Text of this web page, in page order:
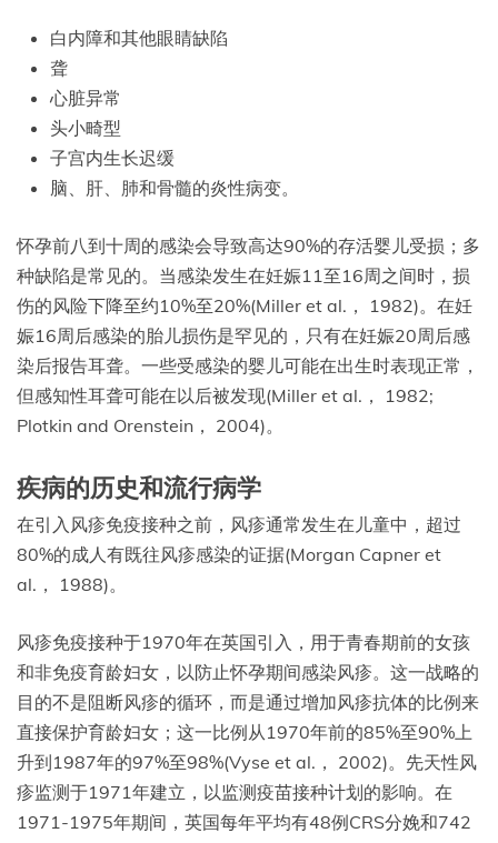
白内障和其他眼睛缺陷
聋
心脏异常
头小畸型
子宫内生长迟缓
脑、肝、肺和骨髓的炎性病变。
怀孕前八到十周的感染会导致高达90%的存活婴儿受损；多
种缺陷是常见的。当感染发生在妊娠11至16周之间时，损
伤的风险下降至约10%至20%(Miller et al.， 1982)。在妊
娠16周后感染的胎儿损伤是罕见的，只有在妊娠20周后感
染后报告耳聋。一些受感染的婴儿可能在出生时表现正常，
但感知性耳聋可能在以后被发现(Miller et al.， 1982;
Plotkin and Orenstein， 2004)。
疾病的历史和流行病学
在引入风疹免疫接种之前，风疹通常发生在儿童中，超过
80%的成人有既往风疹感染的证据(Morgan Capner et
al.， 1988)。
风疹免疫接种于1970年在英国引入，用于青春期前的女孩
和非免疫育龄妇女，以防止怀孕期间感染风疹。这一战略的
目的不是阻断风疹的循环，而是通过增加风疹抗体的比例来
直接保护育龄妇女；这一比例从1970年前的85%至90%上
升到1987年的97%至98%(Vyse et al.， 2002)。先天性风
疹监测于1971年建立，以监测疫苗接种计划的影响。在
1971-1975年期间，英国每年平均有48例CRS分娩和742